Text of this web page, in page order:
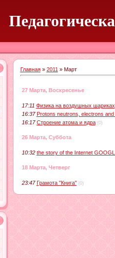
Главная» 2011 » Март
27 Марта, Воскресенье
17:11 Физика на воздушных шариках
16:37 Protons neutrons, electrons and
16:17 Строение атома и ядра (0)
26 Марта, Суббота
10:32 the story of the Internet
18 Марта, Четверг
23:47 Грамота "Книга" (0)